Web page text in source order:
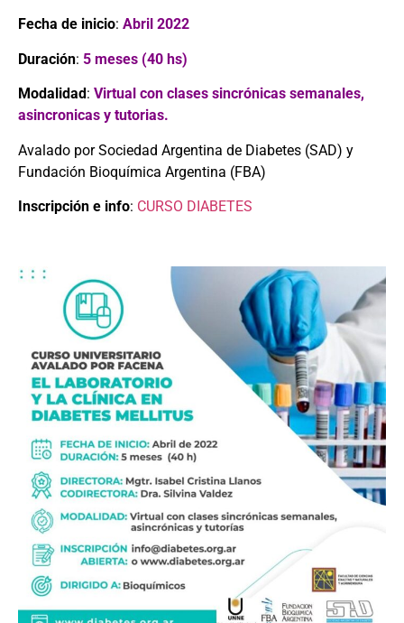
Fecha de inicio: Abril 2022
Duración: 5 meses (40 hs)
Modalidad : Virtual con clases sincrónicas semanales,
asincronicas y tutorias.
Avalado por Sociedad Argentina de Diabetes (SAD) y
Fundación Bioquímica Argentina (FBA)
Inscripción e info: CURSO DIABETES